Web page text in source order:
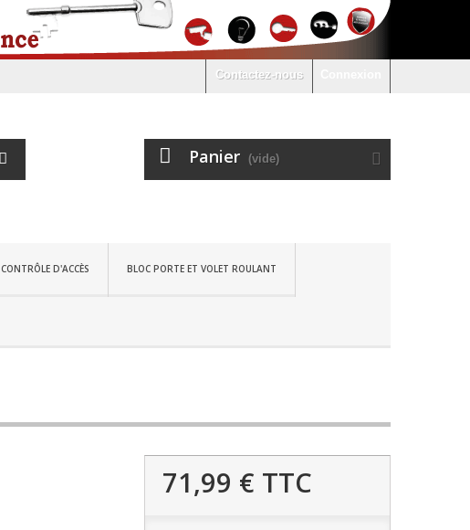
Contactez-nous
Panier (vide)
CONTRÔLE D'ACCÈS BLOC PORTE ET VOLET ROULANT
71,99 € TTC